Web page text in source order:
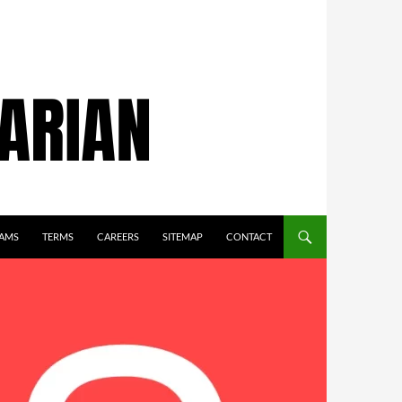
TERMS CAREERS SITEMAP CONTACT